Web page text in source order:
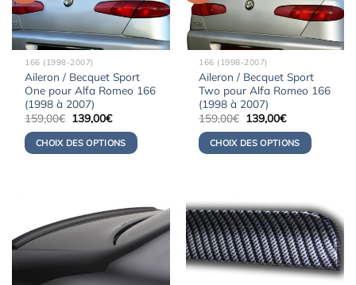
166 (1998-2007)
Aileron / Becquet Sport
One pour Alfa Romeo 166
(1998 à 2007)
159,00€ Le
initial
était :
159,00€.
139,00€Le
actuel
est :
139,00€.
CHOIX DES OPTIONS
166 (1998-2007)
Aileron / Becquet Sport
Two pour Alfa Romeo 166
(1998 à 2007)
159,00€ Le
initial
était :
159,00€.
139,00€Le
actuel
est :
139,00€.
CHOIX DES OPTIONS